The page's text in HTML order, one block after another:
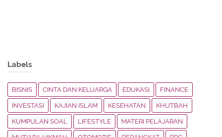
Labels
BISNIS CINTA DAN KELUARGA EDUKASI FINANCE
INVESTASI KAJIAN ISLAM KESEHATAN KHUTBAH
KUMPULAN SOAL LIFESTYLE MATERI PELAJARAN